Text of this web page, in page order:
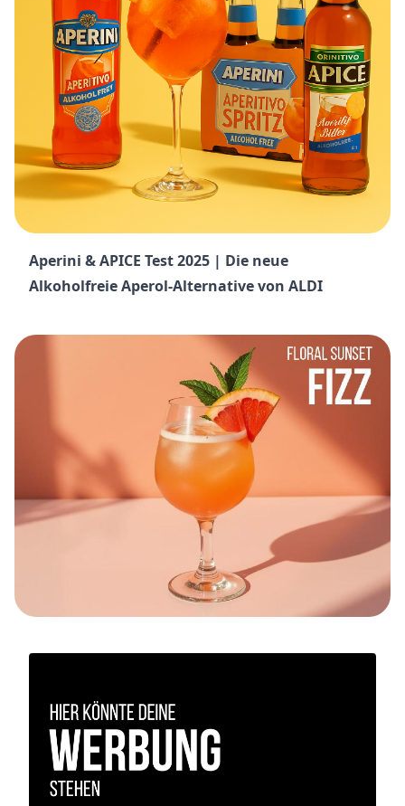
Aperini & APICE Test 2025 | Die neue
Alkoholfreie Aperol-Alternative von ALDI